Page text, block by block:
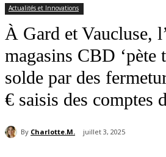
Actualités et Innovations
À Gard et Vaucluse,
magasins CBD ‘pète
solde par des
€ saisis des comptes
By Charlotte.M. juillet 3, 2025